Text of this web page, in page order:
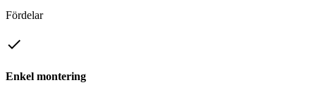
Fördelar
checkbox
Enkel montering